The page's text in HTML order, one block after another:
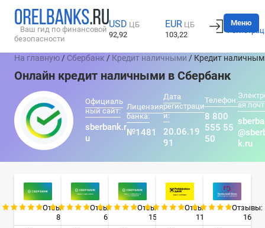
Ваш гид по финансовой
безопасности
USD ЦБ
92,92
EUR ЦБ
103,22
Вход
Меню
На главную / Сбербанк / Кредит наличными / Кредит
Онлайн кредит наличными в Сбербанк
Официаль
ный сайт:
sberbank.r
u
Лицензия
банка:
№1481
Дата
регистраци
и:
20.06.19
91
Телефон:
8 800
555 55
50
ая
k.ru
Отзывы:
8
Отзывы:
6
Отзывы:
15
Отзывы:
11
Отзывы:
16